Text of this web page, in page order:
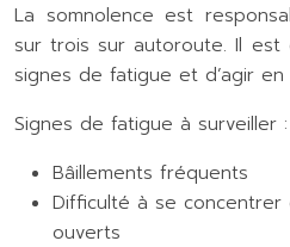
La somnolence est
sur trois sur autoroute. Il est
signes de fatigue et d’agir en
Signes de fatigue à surveiller :
Bâillements fréquents
Difficulté à se
ouverts